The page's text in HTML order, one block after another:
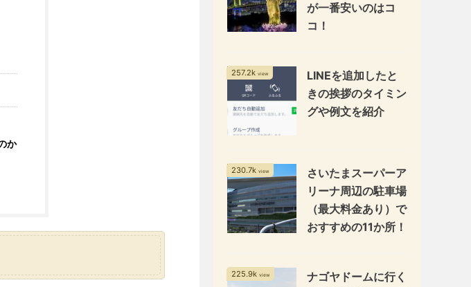
か
が一番安いのはコ
コ！
257.2k view
LINEを追加したと
きの挨拶のタイミン
グや例文を紹介
230.7k view
さいたまスーパーア
リーナ周辺の駐車場
（最大料金あり）で
おすすめの11か所！
225.9k view
ナゴヤドームに行く